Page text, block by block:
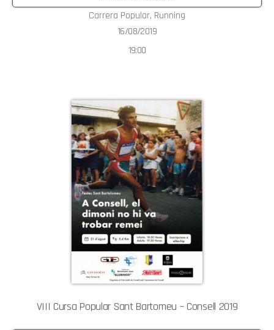
Carrera Popular, Running
16/08/2019
19:00
VIII Cursa Popular Sant Bartomeu – Consell 2019